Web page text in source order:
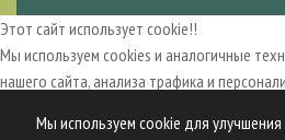
Мы используем cookie для
Этот сайт использует cookie!!
Мы используем cookies и аналогичные
нашего сайта, анализа трафика и
пользовательский опыт